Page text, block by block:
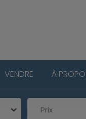
VENDRE À
Prix